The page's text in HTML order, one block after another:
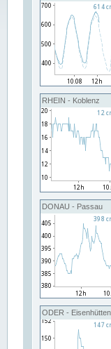
RHEIN - Koblenz
DONAU - Passau
ODER -